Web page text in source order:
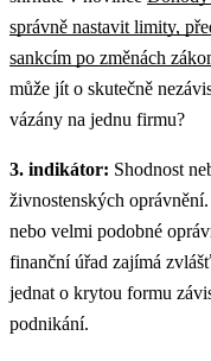
správně nastavit limity,
sankcím po změnách
může jít o skutečně
vázány na jednu firmu?
3. indikátor: Shodnost
živnostenských
nebo velmi podobné
finanční úřad zajímá
jednat o krytou formu
podnikání.